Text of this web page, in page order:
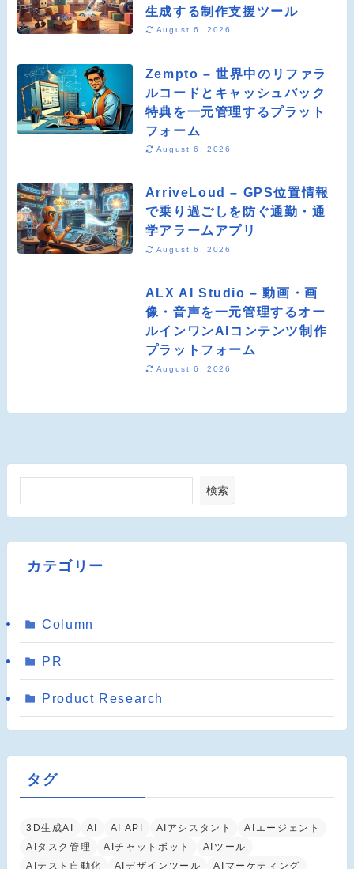
生成する制作支援ツール
August 6, 2026
Zempto – 世界中のリファラ
ルコードとキャッシュバック
特典を一元管理するプラット
フォーム
August 6, 2026
ArriveLoud – GPS位置情報
で乗り過ごしを防ぐ通勤・通
学アラームアプリ
August 6, 2026
ALX AI Studio – 動画・画
像・音声を一元管理するオー
ルインワンAIコンテンツ制作
プラットフォーム
August 6, 2026
検索
カテゴリー
Column
PR
Product Research
タグ
3D生成AI AI AI API AIアシスタント
AIエージェント
AIタスク管理
AIチャットボット
AIツール
AIテスト自動化
AIデザインツール
AIマーケティング